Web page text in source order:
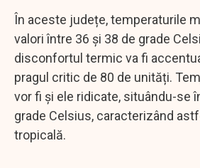
În aceste județe, temperaturile
valori între 36 și 38 de grade
disconfortul termic va fi
pragul critic de 80 de unități.
vor fi și ele ridicate, situându-se
grade Celsius, caracterizând
tropicală.